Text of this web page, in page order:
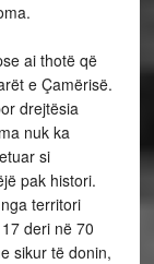
ai thotë që
e Çamërisë.
drejtësia
nuk ka
si
pak histori.
territori
deri në 70
sikur të donin,